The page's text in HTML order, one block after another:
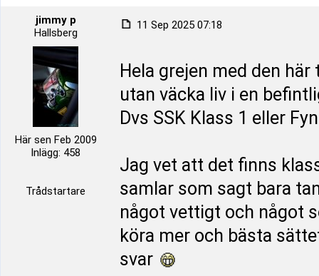
jimmy p
Hallsberg
Här sen Feb 2009
Inlägg: 458
Trådstartare
11 Sep 2025 07:18
Hela grejen med den
utan väcka liv i en
Dvs SSK Klass 1 eller
Jag vet att det finns
samlar som sagt bara
något vettigt och något
köra mer och bästa
svar